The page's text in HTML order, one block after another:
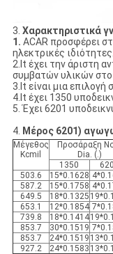
3. Χαρακτηριστικά
1. ACAR προσφέρει
ηλεκτρικές ιδιότητες.
2.It έχει την άριστη
συμβατών υλικών
3.It είναι μια επιλογή
4.It έχει 1350
5. Έχει 6201
4. Μέρος 6201)
Μέγεθος
Kcmil
Προσάραξη
Dia. (.)
1350
503.6
15*0.1628
587.2
15*0.1758
649.5
18*0.1325
653.1
12*0.1854
739.8
18*0.1414
853.7
30*0.1519
853.7
24*0.1519
927.2
24*0.1583